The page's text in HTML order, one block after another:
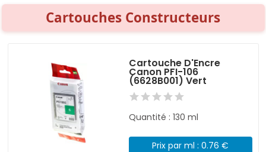
Cartouches Constructeurs
Cartouche D'Encre
Canon PFI-106
(6628B001) Vert
Quantité : 130 ml
Prix par ml : 0.76 €